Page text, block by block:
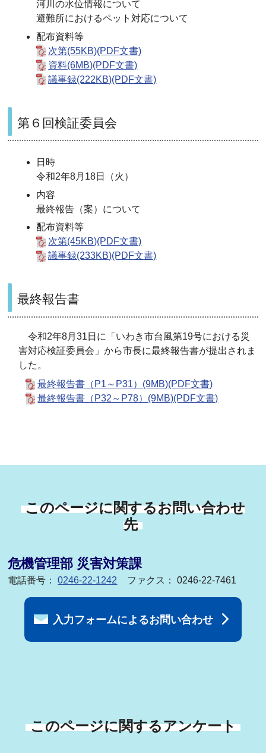
河川の水位情報について
避難所におけるペット対応について
配布資料等
次第(55KB)(PDF文書)
資料(6MB)(PDF文書)
議事録(222KB)(PDF文書)
第６回検証委員会
日時
令和2年8月18日（火）
内容
最終報告（案）について
配布資料等
次第(45KB)(PDF文書)
議事録(233KB)(PDF文書)
最終報告書
令和2年8月31日に「いわき市台風第19号における災
害対応検証委員会」から市長に最終報告書が提出されま
した。
最終報告書（P1～P31）(9MB)(PDF文書)
最終報告書（P32～P78）(9MB)(PDF文書)
このページに関するお問い合わせ
先
危機管理部 災害対策課
電話番号：0246-22-1242 ファクス： 0246-22-7461
入力フォームによるお問い合わせ
このページに関するアンケート